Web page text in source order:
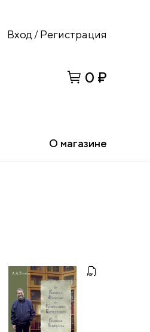
Вход / Регистрация
0 ₽
О магазине